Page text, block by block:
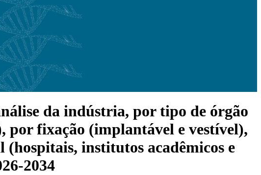
da indústria, por tipo de órgão
fixação (implantável e vestível),
institutos acadêmicos e
2034